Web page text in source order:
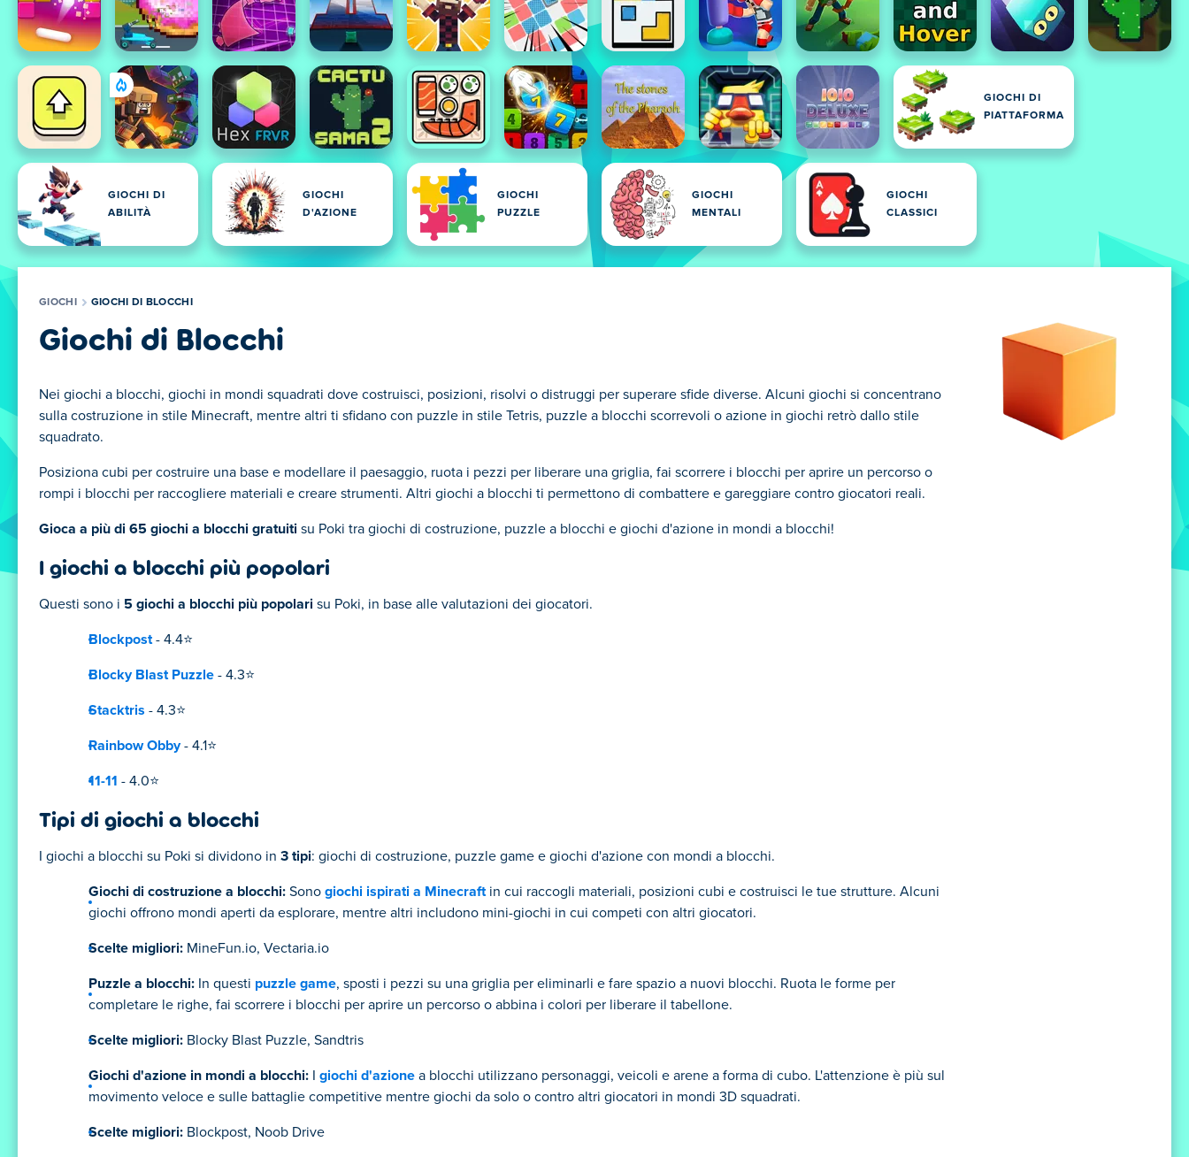
GIOCHI DI
PIATTAFORMA
GIOCHI DI
ABILITÀ
GIOCHI
D'AZIONE
GIOCHI
PUZZLE
GIOCHI
MENTALI
GIOCHI
CLASSICI
GIOCHI GIOCHI DI BLOCCHI
Giochi di Blocchi
Nei giochi a blocchi, giochi in mondi squadrati dove costruisci, posizioni, risolvi o distruggi per superare sfide diverse. Alcuni giochi si concentrano
sulla costruzione in stile Minecraft, mentre altri ti sfidano con puzzle in stile Tetris, puzzle a blocchi scorrevoli o azione in giochi retrò dallo stile
squadrato.
Posiziona cubi per costruire una base e modellare il paesaggio, ruota i pezzi per liberare una griglia, fai scorrere i blocchi per aprire un percorso o
rompi i blocchi per raccogliere materiali e creare strumenti. Altri giochi a blocchi ti permettono di combattere e gareggiare contro giocatori reali.
Gioca a più di 65 giochi a blocchi gratuiti su Poki tra giochi di costruzione, puzzle a blocchi e giochi d'azione in mondi a blocchi!
I giochi a blocchi più popolari
Questi sono i 5 giochi a blocchi più popolari su Poki, in base alle valutazioni dei giocatori.
Blockpost - 4.4⭐
Blocky Blast Puzzle - 4.3⭐
Stacktris - 4.3⭐
Rainbow Obby- 4.1⭐
11-11 - 4.0⭐
Tipi di giochi a blocchi
I giochi a blocchi su Poki si dividono in 3 tipi: giochi di costruzione, puzzle game e giochi d'azione con mondi a blocchi.
Giochi di costruzione a blocchi: Sono giochi ispirati a Minecraft in cui raccogli materiali, posizioni cubi e costruisci le tue strutture. Alcuni
giochi offrono mondi aperti da esplorare, mentre altri includono mini-giochi in cui competi con altri giocatori.
Scelte migliori: MineFun.io, Vectaria.io
Puzzle a blocchi: In questi puzzle game, sposti i pezzi su una griglia per eliminarli e fare spazio a nuovi blocchi. Ruota le forme per
completare le righe, fai scorrere i blocchi per aprire un percorso o abbina i colori per liberare il tabellone.
Scelte migliori: Blocky Blast Puzzle, Sandtris
Giochi d'azione in mondi a blocchi: giochi d'azione a blocchi utilizzano personaggi, veicoli e arene a forma di cubo. L'attenzione è più sul
movimento veloce e sulle battaglie competitive mentre giochi da solo o contro altri giocatori in mondi 3D squadrati.
Scelte migliori: Blockpost, Noob Drive